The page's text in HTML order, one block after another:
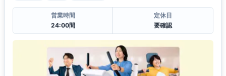
営業時間
24:00間
定休日
要確認